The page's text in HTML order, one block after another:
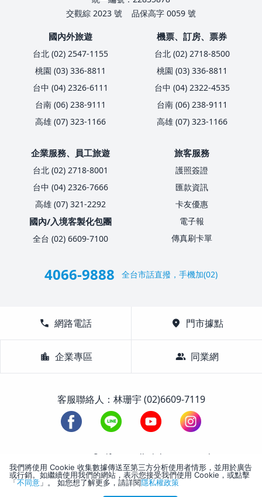
交觀綜 2023 號
品保高字 0059 號
國內外旅遊
台北 (02) 2547-1155
桃園 (03) 336-8811
台中 (04) 2326-6111
台南 (06) 238-9111
高雄 (07) 323-1166
機票、訂房、票券
台北 (02) 2718-8500
桃園 (03) 336-8811
台中 (04) 2322-4535
台南 (06) 238-9111
高雄 (07) 323-1166
企業服務、員工旅遊
台北 (02) 2718-8001
台中 (04) 2326-7666
高雄 (07) 321-2292
國內/入境客製化包團
全台 (02) 6609-7100
旅客服務
護照簽證
匯款資訊
卡友優惠
電子報
傳真刷卡單
4066-9888 全台市話直撥，手機加(02)
call 網路電話 location_on 門市據點
location_city 企業專區 group 同業網
客服聯絡人：林珊宇 (02)6609-7119
1988-2026 © Lifetour All Rights Reserved.
我們將使用 Cookie 收集數據傳送至第三方分析使用者情形，並用於廣告
或行銷。如繼續使用我們的網站，表示您接受我們使用 Cookie，或點擊
「不同意 」。 如您想了解更多，請詳閱隱私權政策